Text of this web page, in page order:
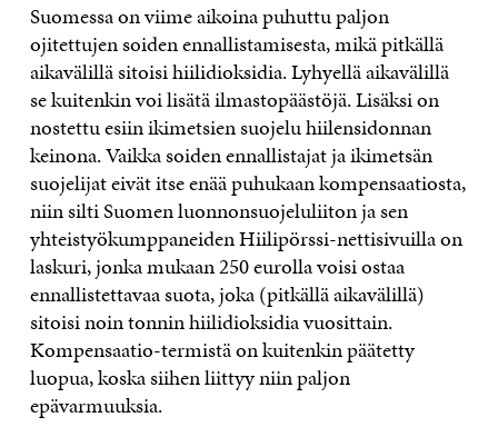
Suomessa on viime aikoina puhuttu paljon
ojitettujen soiden ennallistamisesta, mikä pitkällä
aikavälillä sitoisi hiilidioksidia. Lyhyellä aikavälillä
se kuitenkin voi lisätä ilmastopäästöjä. Lisäksi on
nostettu esiin ikimetsien suojelu hiilensidonnan
keinona. Vaikka soiden ennallistajat ja ikimetsän
suojelijat eivät itse enää puhukaan kompensaatiosta,
niin silti Suomen luonnonsuojeluliiton ja sen
yhteistyökumppaneiden Hiilipörssi-nettisivuilla on
laskuri, jonka mukaan 250 eurolla voisi ostaa
ennallistettavaa suota, joka (pitkällä aikavälillä)
sitoisi noin tonnin hiilidioksidia vuosittain.
Kompensaatio-termistä on kuitenkin päätetty
luopua, koska siihen liittyy niin paljon
epävarmuuksia.